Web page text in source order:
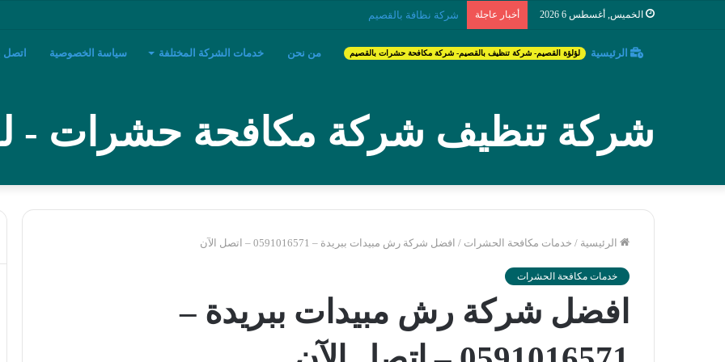
الخميس, أغسطس 6 2026 أخبار عاجلة شركة تنظيف مكيفات ببريدة
الرئيسية لؤلؤة القصيم- شركة تنظيف بالقصيم- شركة مكافحة حشرات بالقصيم من نحن خدمات الشركة المختلفة سياسة الخصوصية اتصل
شركة تنظيف شركة مكافحة حشرات -
الرئيسية / خدمات مكافحة الحشرات / افضل شركة رش مبيدات ببريدة – 0591016571 – اتصل الآن
خدمات مكافحة الحشرات
افضل شركة رش مبيدات ببريدة –